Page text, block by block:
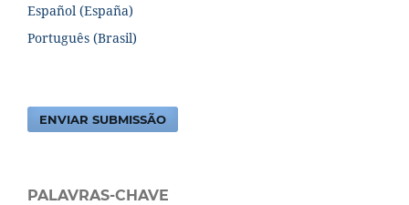
Español (España)
Português (Brasil)
ENVIAR SUBMISSÃO
PALAVRAS-CHAVE